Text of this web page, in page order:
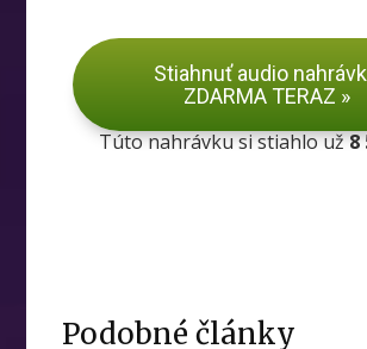
Stiahnuť audio
ZDARMA TERAZ »
Túto nahrávku si stiahlo už8
Podobné články